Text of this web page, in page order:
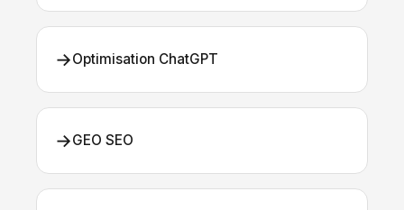
→Optimisation ChatGPT
→GEO SEO